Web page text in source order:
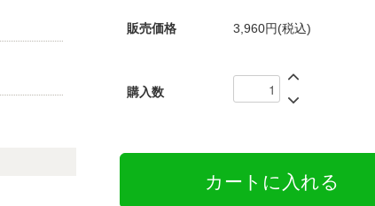
販売価格 3,960円(税込)
購入数